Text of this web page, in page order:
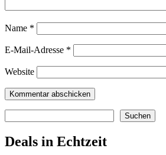
Name *
E-Mail-Adresse *
Website
Suchen
Deals in Echtzeit